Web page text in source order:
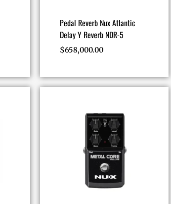
Pedal Reverb Nux Atlantic
Delay Y Reverb NDR-5
$658,000.00